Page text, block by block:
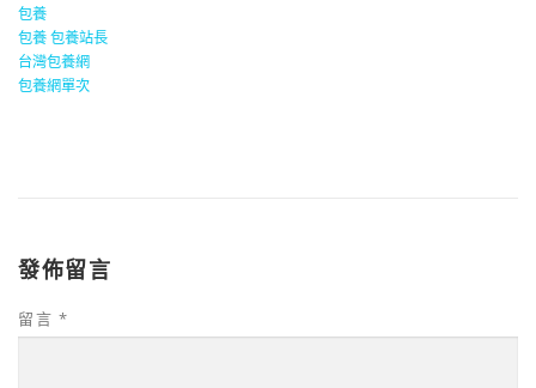
包養
包養包養站長
台灣包養網
包養網單次
發佈留言
留言 *